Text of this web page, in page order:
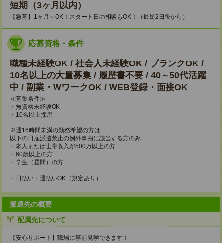
短期（3ヶ月以内）
【急募】1ヶ月～OK！スタート日の相談もOK！（最短2日後から）
応募資格・条件
職種未経験OK / 社会人未経験OK / ブランクOK /
10名以上の大量募集 / 履歴書不要 / 40～50代活躍
中 / 副業・WワークOK / WEB登録・面接OK
≪募集条件≫
・無資格未経験OK
・10名以上採用
※週16時間未満の勤務希望の方は
以下の日雇派遣禁止の例外事由に該当する方のみ
・本人または世帯収入が500万以上の方
・60歳以上の方
・学生（昼間）の方
・日払い・週払いOK（規定あり）
派遣先の概要
配属先について
【安心サポート】職場に事前見学できます！